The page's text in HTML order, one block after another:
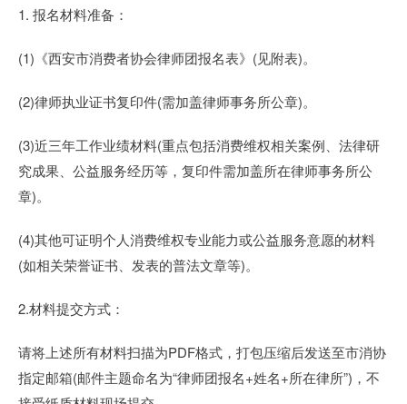
1. 报名材料准备：
(1)《西安市消费者协会律师团报名表》(见附表)。
(2)律师执业证书复印件(需加盖律师事务所公章)。
(3)近三年工作业绩材料(重点包括消费维权相关案例、法律研
究成果、公益服务经历等，复印件需加盖所在律师事务所公
章)。
(4)其他可证明个人消费维权专业能力或公益服务意愿的材料
(如相关荣誉证书、发表的普法文章等)。
2.材料提交方式：
请将上述所有材料扫描为PDF格式，打包压缩后发送至市消协
指定邮箱(邮件主题命名为“律师团报名+姓名+所在律所”)，不